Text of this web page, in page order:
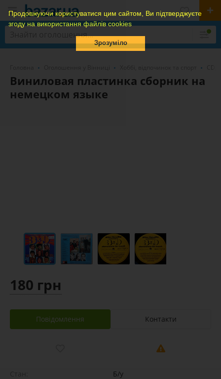
Продовжуючи користуватися цим сайтом, Ви підтверджуєте
згоду на використання файлів cookies
Зрозуміло
Виниловая пластинка сборник на
немецком языке
180 грн
Повідомлення Контакти
Б/у